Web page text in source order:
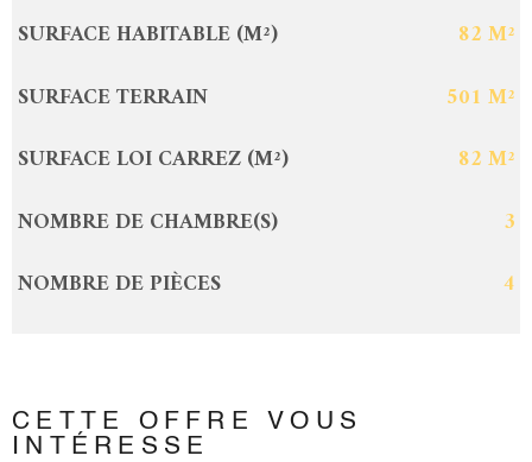
SURFACE HABITABLE (M²)
82 M²
SURFACE TERRAIN
501 M²
SURFACE LOI CARREZ (M²)
82 M²
NOMBRE DE CHAMBRE(S)
3
NOMBRE DE PIÈCES
4
CETTE OFFRE
VOUS
INTÉRESSE